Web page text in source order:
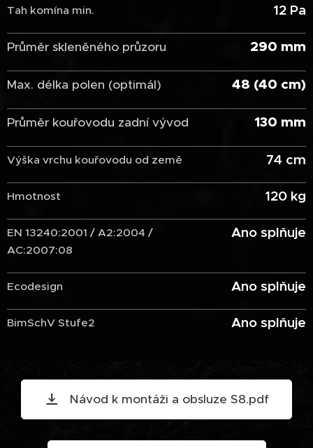
Tah komína min. 12 Pa
Průměr skleněného průzoru 290 mm
Max. délka polen (optimál) 48 (40 cm)
Průměr kouřovodu zadní vývod 130 mm
Výška vrchu kouřovodu od země 74 cm
Hmotnost 120 kg
EN 13240:2001 / A2:2004 /
AC:2007:08
Ano splňuje
Ecodesign Ano splňuje
BimSchV Stufe2 Ano splňuje
Návod k montáži a obsluze S8.pdf